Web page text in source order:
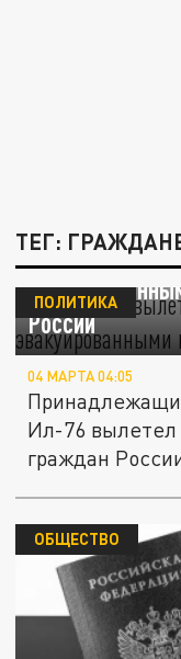
ТЕГ:
Ил-76 МЧС
России
ПОЛИТИКА
04 МАРТА 04:05
Ил-76 вылетел
граждан
ОБЩЕСТВО